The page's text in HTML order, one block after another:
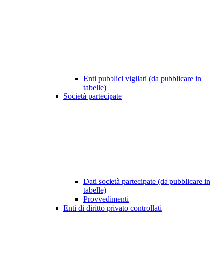
Enti pubblici vigilati (da pubblicare in
tabelle)
Società partecipate
Dati società partecipate (da pubblicare in
tabelle)
Provvedimenti
Enti di diritto privato controllati